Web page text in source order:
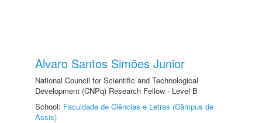
Alvaro Santos Simões Junior
National Council for Scientific and Technological
Development (CNPq) Research Fellow - Level B
School: Faculdade de Ciências e Letras (Câmpus de
Assis)